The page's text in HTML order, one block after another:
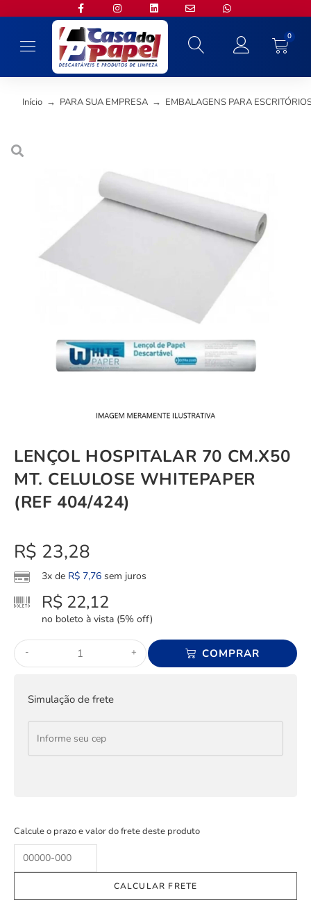
0
Início → PARA SUA EMPRESA → EMBALAGENS PARA
LENÇOL HOSPITALAR 70 CM.X50
MT. CELULOSE WHITEPAPER
(REF 404/424)
R$ 23,28
3x de R$ 7,76 sem juros
R$ 22,12
no boleto à vista (5% off)
- + COMPRAR
Simulação de frete
Calcule o prazo e valor do frete deste produto